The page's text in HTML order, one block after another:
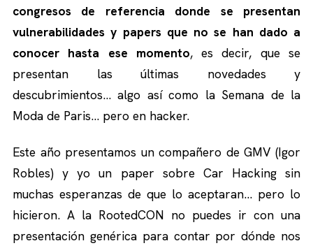
congresos de referencia donde se presentan
vulnerabilidades y papers que no se han dado a
conocer hasta ese momento, es decir, que se
presentan las últimas novedades y
descubrimientos… algo así como la Semana de la
Moda de Paris… pero en hacker.
Este año presentamos un compañero de GMV (Igor
Robles) y yo un paper sobre Car Hacking sin
muchas esperanzas de que lo aceptaran… pero lo
hicieron. A la RootedCON no puedes ir con una
presentación genérica para contar por dónde nos